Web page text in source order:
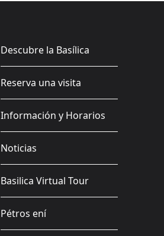
Descubre la Basílica
Reserva una visita
Información y Horarios
Noticias
Basilica Virtual Tour
Pétros ení